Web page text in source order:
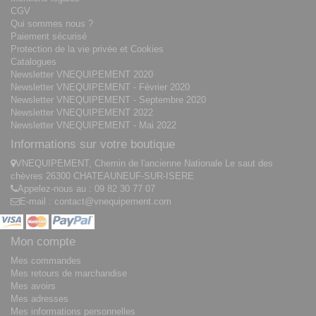
CGV
Qui sommes nous ?
Paiement sécurisé
Protection de la vie privée et Cookies
Catalogues
Newsletter VNEQUIPEMENT 2020
Newsletter VNEQUIPEMENT - Février 2020
Newsletter VNEQUIPEMENT - Septembre 2020
Newsletter VNEQUIPEMENT 2022
Newsletter VNEQUIPEMENT - Mai 2022
Informations sur votre boutique
VNEQUIPEMENT, Chemin de l'ancienne Nationale Le saut des
chèvres 26300 CHATEAUNEUF-SUR-ISERE
Appelez-nous au : 09 82 30 77 07
E-mail : contact@vnequipement.com
Mon compte
Mes commandes
Mes retours de marchandise
Mes avoirs
Mes adresses
Mes informations personnelles